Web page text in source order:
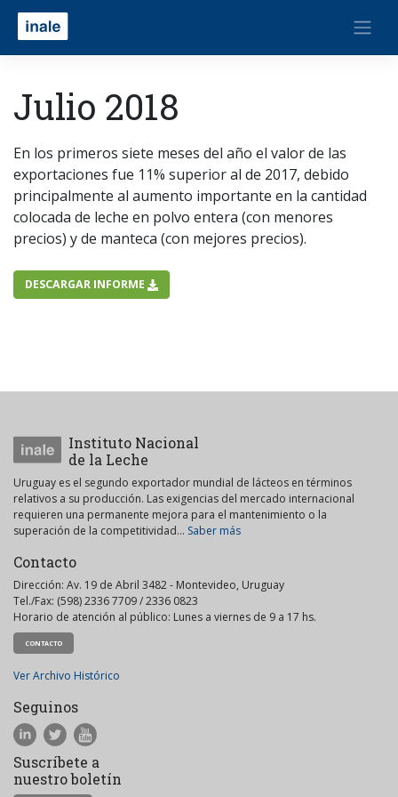
Julio 2018
En los primeros siete meses del año el valor de las
exportaciones fue 11% superior al de 2017, debido
principalmente al aumento importante en la cantidad
colocada de leche en polvo entera (con menores
precios) y de manteca (con mejores precios).
DESCARGAR INFORME
Instituto Nacional
de la Leche
Uruguay es el segundo exportador mundial de lácteos en términos
relativos a su producción. Las exigencias del mercado internacional
requieren una permanente mejora para el mantenimiento o la
superación de la competitividad... Saber más
Contacto
Dirección: Av. 19 de Abril 3482 - Montevideo, Uruguay
Tel./Fax: (598) 2336 7709 / 2336 0823
Horario de atención al público: Lunes a viernes de 9 a 17 hs.
CONTACTO
Ver Archivo Histórico
Seguinos
Suscríbete a
nuestro boletín